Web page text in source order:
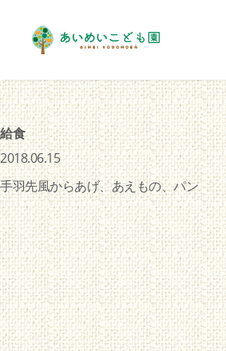
給食
2018.06.15
手羽先風からあげ、あえもの、パン